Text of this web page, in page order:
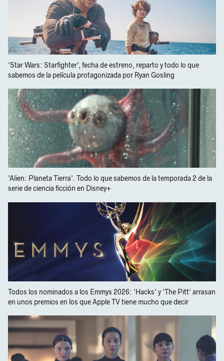
'Star Wars: Starfighter', fecha de estreno, reparto y todo lo que
sabemos de la película protagonizada por Ryan Gosling
'Alien: Planeta Tierra'. Todo lo que sabemos de la temporada 2 de la
serie de ciencia ficción en Disney+
Todos los nominados a los Emmys 2026: 'Hacks' y 'The Pitt' arrasan
en unos premios en los que Apple TV tiene mucho que decir